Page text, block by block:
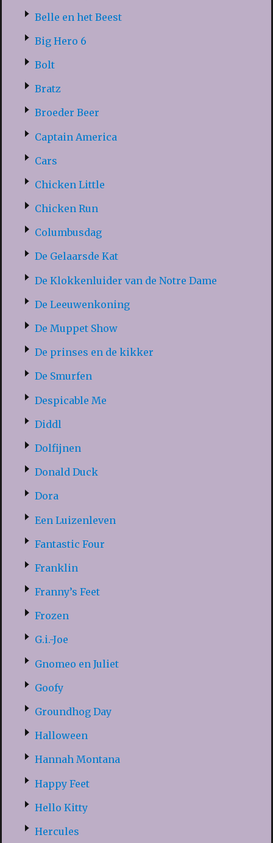
Belle en het Beest
Big Hero 6
Bolt
Bratz
Broeder Beer
Captain America
Cars
Chicken Little
Chicken Run
Columbusdag
De Gelaarsde Kat
De Klokkenluider van de Notre Dame
De Leeuwenkoning
De Muppet Show
De prinses en de kikker
De Smurfen
Despicable Me
Diddl
Dolfijnen
Donald Duck
Dora
Een Luizenleven
Fantastic Four
Franklin
Franny’s Feet
Frozen
G.i.-Joe
Gnomeo en Juliet
Goofy
Groundhog Day
Halloween
Hannah Montana
Happy Feet
Hello Kitty
Hercules